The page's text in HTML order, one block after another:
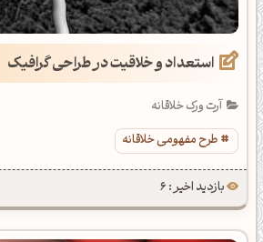
استعداد و خلاقیت در طراحی گرافیک
آرت ورک خلاقانه
طرح مفهومی خلاقانه
بازدید اخیر : 6